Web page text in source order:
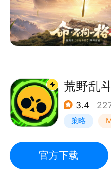
耀》！
荒野乱
3.4
策略
官方下载